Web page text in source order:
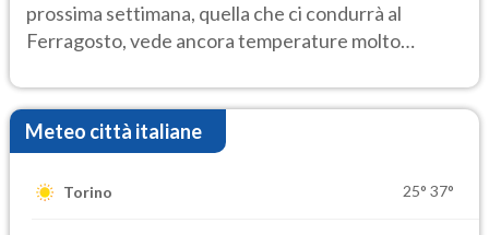
prossima settimana, quella che ci condurrà al
Ferragosto, vede ancora temperature molto
Meteo città italiane
Torino 25° 37°